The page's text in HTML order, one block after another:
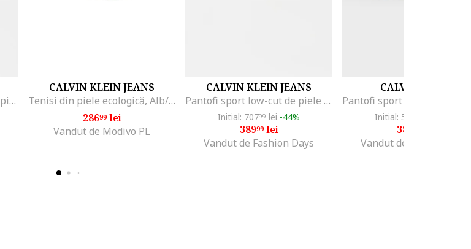
Pantofi sport cu insertii din piele Core Lite, Negru/Alb optic
CALVIN KLEIN JEANS
Tenisi din piele ecologică, Alb/Gri
28699lei
Vandut de Modivo PL
CALVIN KLEIN JEANS
Pantofi sport low-cut de piele cu logo, Negru/Alb optic
Initial: 70799 lei -44%
38999lei
Vandut de Fashion Days
CALVIN KLEIN
Initial: 534
389
Vandut de Fashion Days